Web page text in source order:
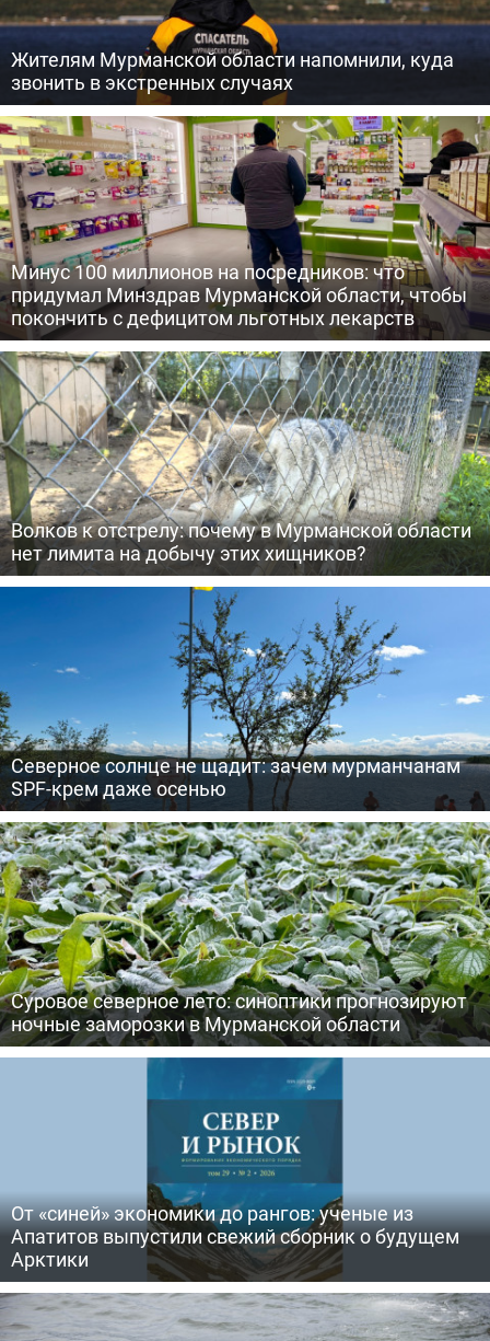
Жителям Мурманской области напомнили, куда
звонить в экстренных случаях
Минус 100 миллионов на посредников: что
придумал Минздрав Мурманской области, чтобы
покончить с дефицитом льготных лекарств
Волков к отстрелу: почему в Мурманской области
нет лимита на добычу этих хищников?
Северное солнце не щадит: зачем мурманчанам
SPF-крем даже осенью
Суровое северное лето: синоптики прогнозируют
ночные заморозки в Мурманской области
От «синей» экономики до рангов: ученые из
Апатитов выпустили свежий сборник о будущем
Арктики